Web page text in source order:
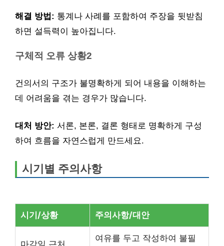
해결 방법: 통계나 사례를 포함하여 주장을 뒷받침
하면 설득력이 높아집니다.
구체적 오류 상황2
건의서의 구조가 불명확하게 되어 내용을 이해하는
데 어려움을 겪는 경우가 많습니다.
대처 방안: 서론, 본론, 결론 형태로 명확하게 구성
하여 흐름을 자연스럽게 만드세요.
시기별 주의사항
시기/상황 주의사항/대안
여유를 두고 작성하여 불필